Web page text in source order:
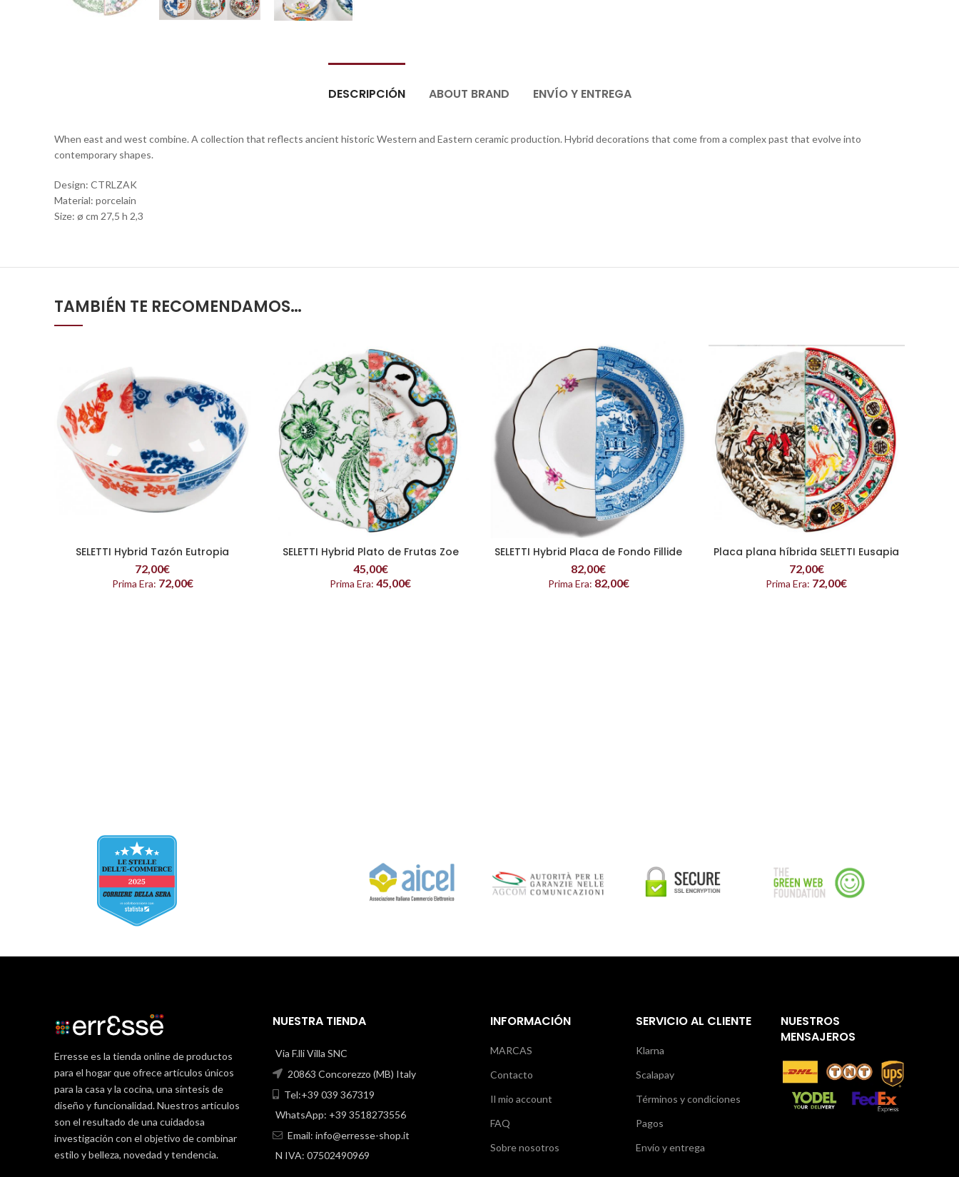
DESCRIPCIÓN ABOUT BRAND ENVÍO Y ENTREGA
When east and west combine. A collection that reflects ancient historic Western and Eastern ceramic production. Hybrid decorations that come from a complex past that evolve into
contemporary shapes.
Design: CTRLZAK
Material: porcelain
Size: ø cm 27,5 h 2,3
TAMBIÉN TE RECOMENDAMOS…
LEER MÁS
SELETTI Hybrid Tazón Eutropia
72,00€
Prima Era: 72,00€
LEER MÁS
SELETTI Hybrid Plato de Frutas Zoe
45,00€
Prima Era:45,00€
LEER MÁS
SELETTI Hybrid Placa de Fondo Fillide
82,00€
Prima Era: 82,00€
LEER MÁS
Placa plana híbrida SELETTI Eusapia
72,00€
Prima Era: 72,00€
Erresse es la tienda online de productos
para el hogar que ofrece artículos únicos
para la casa y la cocina, una síntesis de
diseño y funcionalidad. Nuestros artículos
son el resultado de una cuidadosa
investigación con el objetivo de combinar
estilo y belleza, novedad y tendencia.
NUESTRA TIENDA
Via F.lli Villa SNC
20863 Concorezzo (MB) Italy
Tel:+39 039 367319
WhatsApp: +39 3518273556
Email: info@erresse-shop.it
N IVA: 07502490969
INFORMACIÓN
MARCAS
Contacto
Il mio account
FAQ
Sobre nosotros
SERVICIO AL CLIENTE
Klarna
Scalapay
Términos y condiciones
Pagos
Envío y entrega
NUESTROS
MENSAJEROS